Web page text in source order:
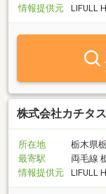
情報提供元
LIFULL
株式会社カチタ
所在地
栃木県
最寄駅
両毛線
情報提供元
LIFULL